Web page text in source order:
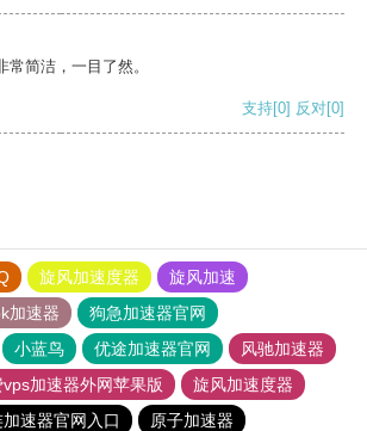
简洁，一目了然。
支持[0] 反对[0]
旋风加速度器
旋风加速
加速器
狗急加速器官网
小蓝鸟 优途加速器官网
风驰加速器
加速器外网苹果版
旋风加速度器
速器官网入口
原子加速器